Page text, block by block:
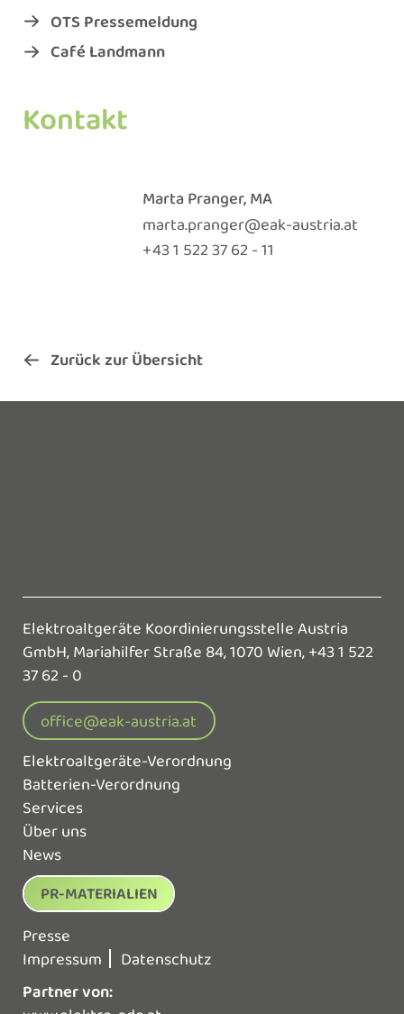
OTS Pressemeldung
Café Landmann
Kontakt
Marta Pranger, MA
marta.pranger@eak-austria.at
+ 43 1 522 37 62 - 11
Zurück zur Übersicht
Elektroaltgeräte Koordinierungsstelle Austria
GmbH,Mariahilfer Straße 84, 1070 Wien,+43 1 522
37 62 - 0
office@eak-austria.at
Elektroaltgeräte-Verordnung
Batterien-Verordnung
Services
Über uns
News
PR-MATERIALIEN
Presse
Impressum
Datenschutz
Partner von: